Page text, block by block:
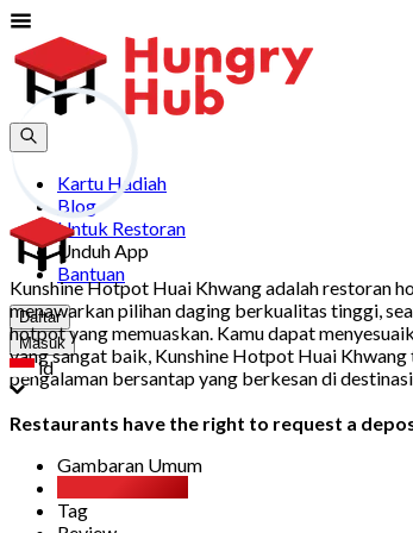
Kartu Hadiah
Blog
Untuk Restoran
Unduh App
Bantuan
Daftar
Masuk
id
Kunshine Hotpot Huai Khwang adalah restoran
menawarkan pilihan daging berkualitas tinggi,
hotpot yang memuaskan. Kamu dapat
yang sangat baik, Kunshine Hotpot Huai
pengalaman bersantap yang berkesan di
Restaurants have the right to request a
Gambaran Umum
Tag